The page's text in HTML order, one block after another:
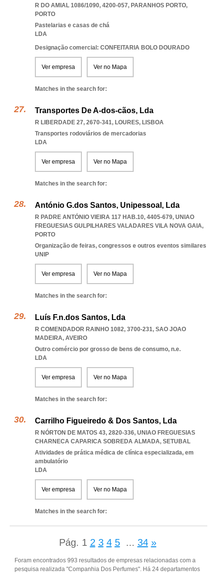
R DO AMIAL 1086/1090, 4200-057, PARANHOS PORTO,
PORTO
Pastelarias e casas de chá
LDA
Designação comercial: CONFEITARIA BOLO DOURADO
Ver empresa Ver no Mapa
Matches in the search for:
Transportes De A-dos-cãos, Lda
R LIBERDADE 27, 2670-341, LOURES, LISBOA
Transportes rodoviários de mercadorias
LDA
Ver empresa Ver no Mapa
Matches in the search for:
António G.dos Santos, Unipessoal, Lda
R PADRE ANTÓNIO VIEIRA 117 HAB.10, 4405-679, UNIAO
FREGUESIAS GULPILHARES VALADARES VILA NOVA GAIA,
PORTO
Organização de feiras, congressos e outros eventos similares
UNIP
Ver empresa Ver no Mapa
Matches in the search for:
Luís F.n.dos Santos, Lda
R COMENDADOR RAINHO 1082, 3700-231, SAO JOAO
MADEIRA, AVEIRO
Outro comércio por grosso de bens de consumo, n.e.
LDA
Ver empresa Ver no Mapa
Matches in the search for:
Carrilho Figueiredo & Dos Santos, Lda
R NÓRTON DE MATOS 43, 2820-336, UNIAO FREGUESIAS
CHARNECA CAPARICA SOBREDA ALMADA, SETUBAL
Atividades de prática médica de clínica especializada, em
ambulatório
LDA
Ver empresa Ver no Mapa
Matches in the search for:
Pág. 1 2 3 4 5 ... 34 »
Foram encontrados 993 resultados de empresas relacionadas com a
pesquisa realizada "Companhia Dos Perfumes". Há 24 departamentos